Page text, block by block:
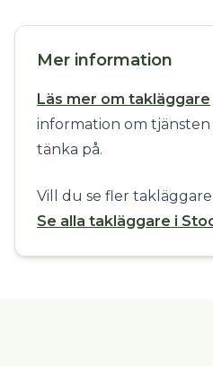
Mer information
Läs mer om takläggare
information om
tänka på.
Vill du se fler
Se alla takläggare i